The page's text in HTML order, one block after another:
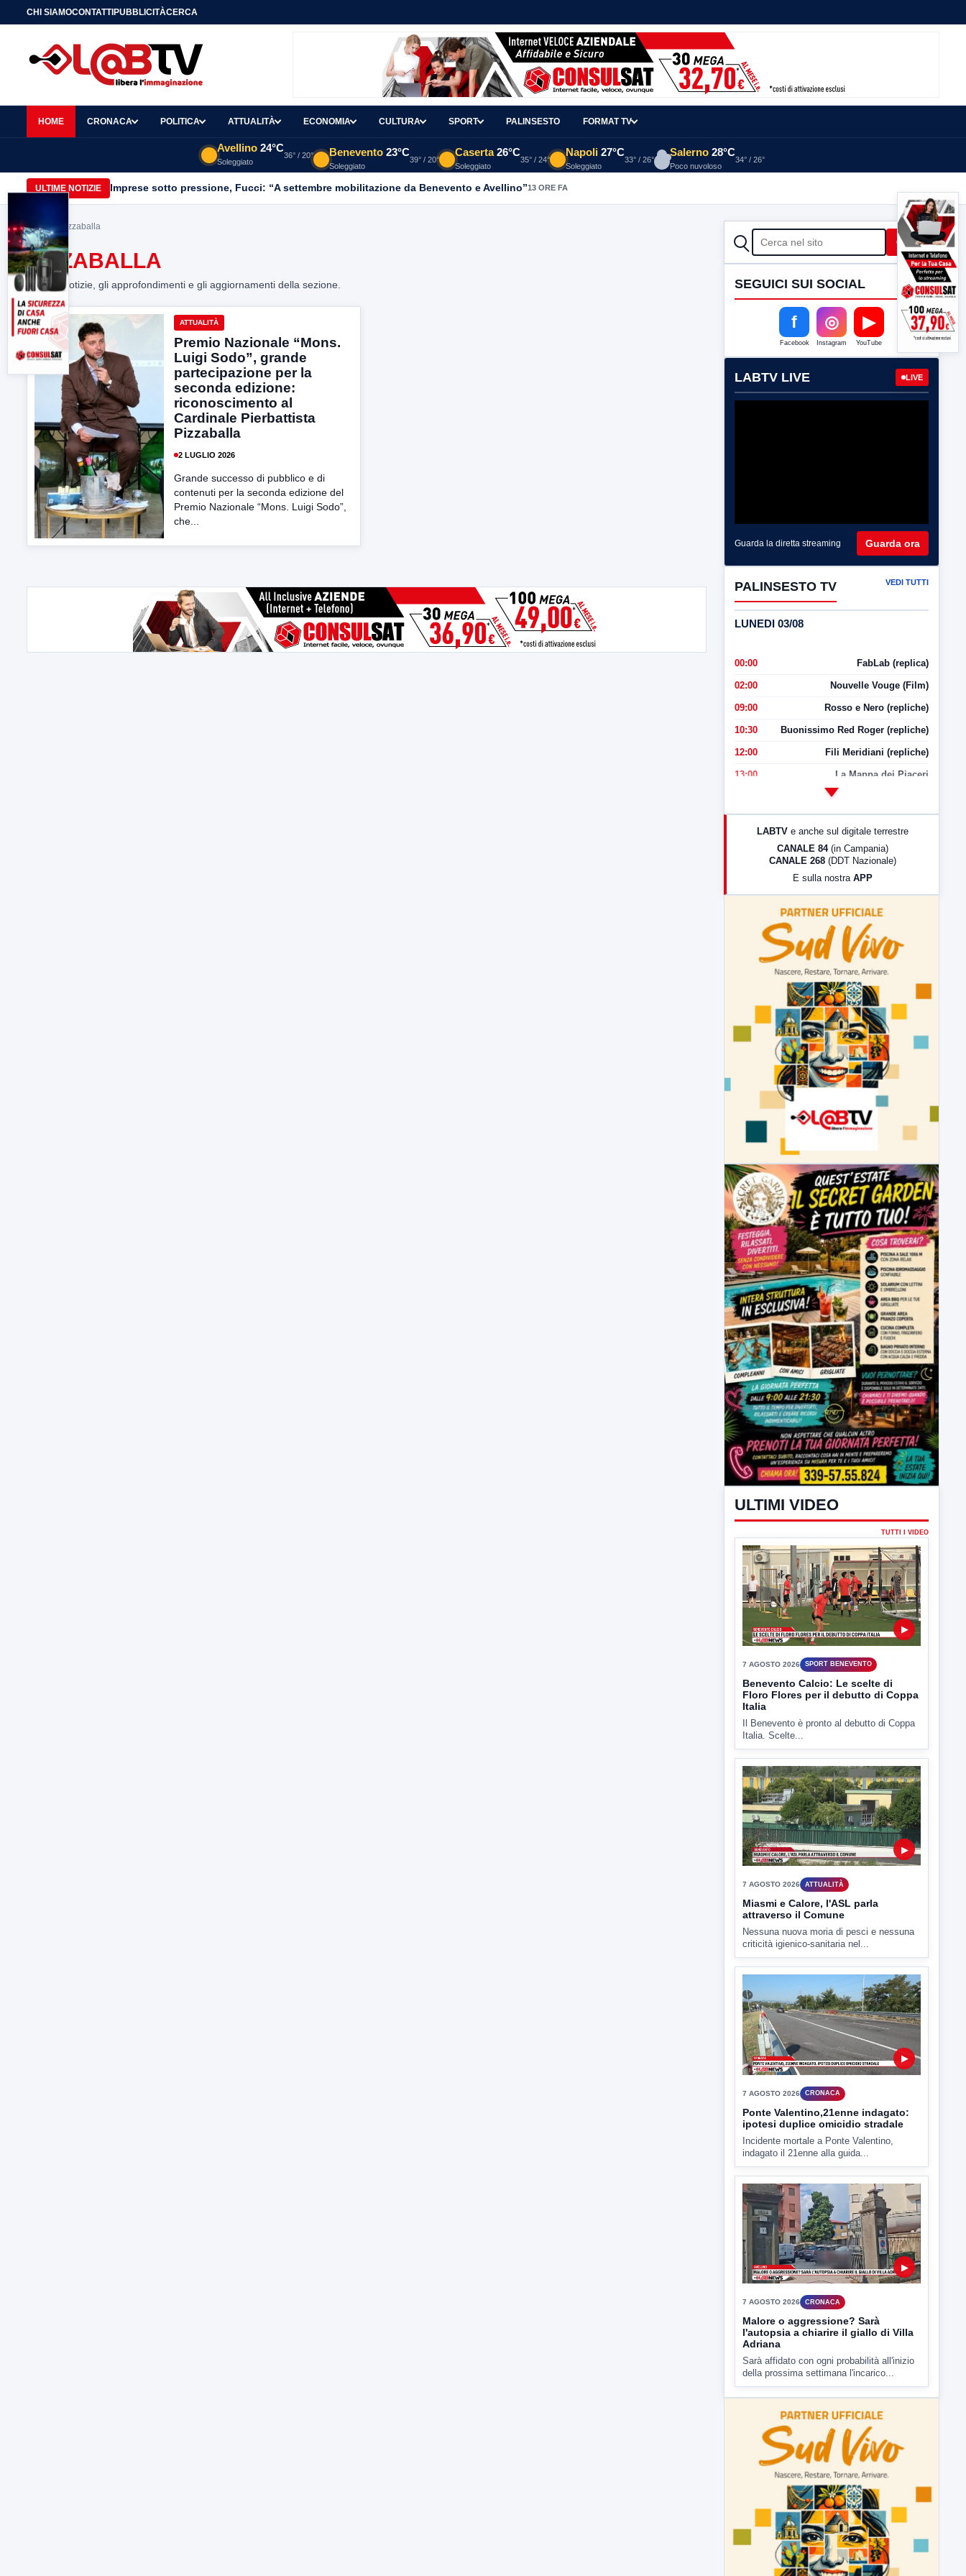
CHI SIAMOCONTATTIPUBBLICITÀCERCA
HOME CRONACA POLITICA ATTUALITÀ ECONOMIA CULTURA SPORT PALINSESTO FORMAT TV
Avellino 24°C
Soleggiato
36° / 20° Benevento 23°C
Soleggiato
39° / 20°
Caserta 26°C
Soleggiato
35° / 24°
Napoli 27°C
Soleggiato
33° / 26°
Salerno 28°C
Poco nuvoloso
34° / 26°
ULTIME NOTIZIE Imprese sotto pressione, Fucci: “A settembre mobilitazione da Benevento e Avellino”13 ORE FA
Home> Pizzaballa
PIZZABALLA
Tutte le notizie, gli approfondimenti e gli aggiornamenti della sezione.
ATTUALITÀ
Premio Nazionale “Mons.
Luigi Sodo”, grande
partecipazione per la
seconda edizione:
riconoscimento al
Cardinale Pierbattista
Pizzaballa
2 LUGLIO 2026
Grande successo di pubblico e di
contenuti per la seconda edizione del
Premio Nazionale “Mons. Luigi Sodo”,
che...
CERCA Cerca
SEGUICI SUI SOCIAL
f
Facebook
◎
Instagram
▶
YouTube
LABTV LIVE LIVE
Guarda la diretta streaming Guarda ora
PALINSESTO TV VEDI TUTTI
LUNEDI 03/08
00:00 FabLab (replica)
02:00 Nouvelle Vouge (Film)
09:00 Rosso e Nero (repliche)
10:30 Buonissimo Red Roger (repliche)
12:00 Fili Meridiani (repliche)
13:00 La Mappa dei Piaceri
LabNews (Diretta)
LabNews (replica)
LABTV e anche sul digitale terrestre
CANALE 84 (in Campania)
CANALE 268 (DDT Nazionale)
E sulla nostra APP
ULTIMI VIDEO
TUTTI I VIDEO
▶
7 AGOSTO 2026 SPORT BENEVENTO
Benevento Calcio: Le scelte di
Floro Flores per il debutto di Coppa
Italia
Il Benevento è pronto al debutto di Coppa
Italia. Scelte...
▶
7 AGOSTO 2026 ATTUALITÀ
Miasmi e Calore, l'ASL parla
attraverso il Comune
Nessuna nuova moria di pesci e nessuna
criticità igienico-sanitaria nel...
▶
7 AGOSTO 2026 CRONACA
Ponte Valentino,21enne indagato:
ipotesi duplice omicidio stradale
Incidente mortale a Ponte Valentino,
indagato il 21enne alla guida...
▶
7 AGOSTO 2026 CRONACA
Malore o aggressione? Sarà
l'autopsia a chiarire il giallo di Villa
Adriana
Sarà affidato con ogni probabilità all'inizio
della prossima settimana l'incarico...